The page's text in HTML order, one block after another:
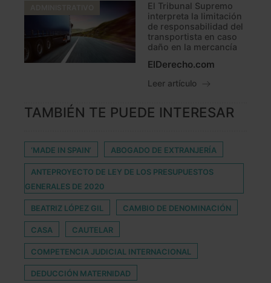
El Tribunal Supremo
interpreta la limitación
de responsabilidad del
transportista en caso
daño en la mercancía
ElDerecho.com
Leer artículo
TAMBIÉN TE PUEDE INTERESAR
‘MADE IN SPAIN’ ABOGADO DE EXTRANJERÍA
ANTEPROYECTO DE LEY DE LOS PRESUPUESTOS
GENERALES DE 2020
BEATRIZ LÓPEZ GIL CAMBIO DE DENOMINACIÓN
CASA CAUTELAR
COMPETENCIA JUDICIAL INTERNACIONAL
DEDUCCIÓN MATERNIDAD